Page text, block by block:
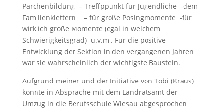
Pärchenbildung – Treffppunkt für Jugendliche -dem
Familienklettern – für große Posingmomente -für
wirklich große Momente (egal in welchem
Schwierigkeitsgrad) u.v.m.. Für die positive
Entwicklung der Sektion in den vergangenen Jahren
war sie wahrscheinlich der wichtigste Baustein.
Aufgrund meiner und der Initiative von Tobi (Kraus)
konnte in Absprache mit dem Landratsamt der
Umzug in die Berufsschule Wiesau abgesprochen